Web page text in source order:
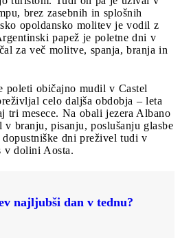
brez zasebnih in splošnih
opoldansko molitev je vodil z
papež je poletne dni v
za več molitve, spanja, branja in
poleti običajno mudil v Castel
celo daljša obdobja – leta
tri mesece. Na obali jezera Albano
branju, pisanju, poslušanju glasbe
dni preživel tudi v
v dolini Aosta.
najljubši dan v tednu?